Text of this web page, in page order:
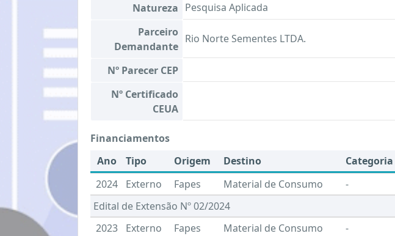
Natureza Pesquisa Aplicada
Parceiro
Demandante
Rio Norte Sementes LTDA.
Nº Parecer CEP
Nº Certificado
CEUA
Financiamentos
Ano
Tipo Origem Destino Categoria
2024
Externo Fapes Material de Consumo -
Edital de Extensão Nº 02/2024
2023
Externo Fapes Material de Consumo -